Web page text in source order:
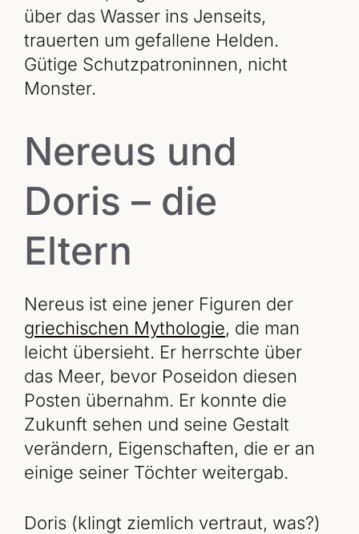
über das Wasser ins Jenseits,
trauerten um gefallene Helden.
Gütige Schutzpatroninnen, nicht
Monster.
Nereus und
Doris – die
Eltern
Nereus ist eine jener Figuren der
griechischen Mythologie, die man
leicht übersieht. Er herrschte über
das Meer, bevor Poseidon diesen
Posten übernahm. Er konnte die
Zukunft sehen und seine Gestalt
verändern, Eigenschaften, die er an
einige seiner Töchter weitergab.
Doris (klingt ziemlich vertraut, was?)